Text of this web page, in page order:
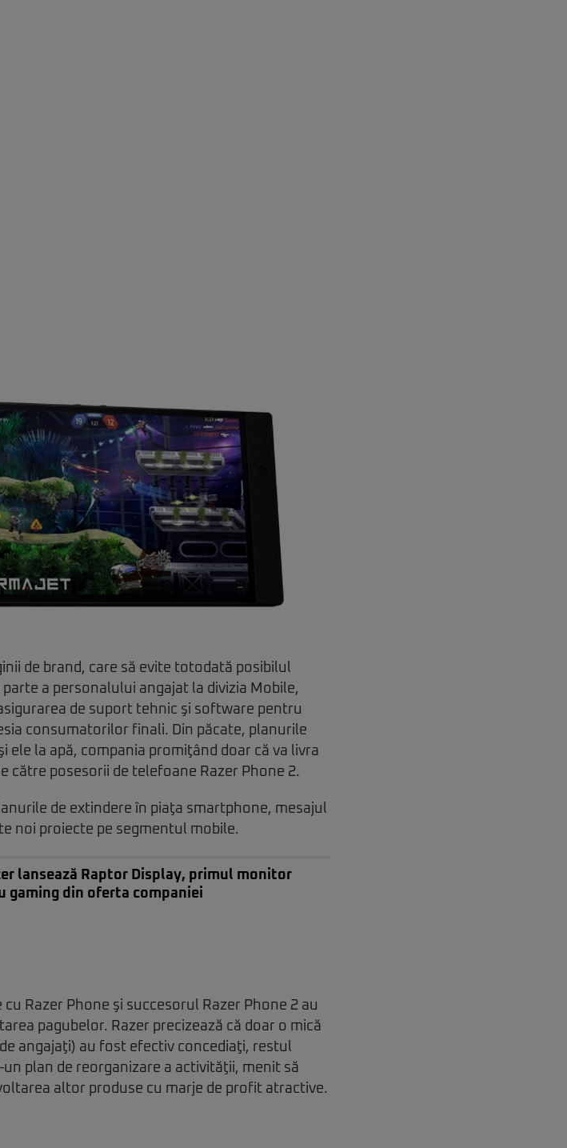
de brand, care să evite totodată posibilul
a personalului angajat la divizia Mobile,
de suport tehnic şi software pentru
consumatorilor finali. Din păcate, planurile
ele la apă, compania promiţând doar că va livra
către posesorii de telefoane Razer Phone 2.
de extindere în piaţa smartphone, mesajul
noi proiecte pe segmentul mobile.
lansează Raptor Display, primul monitor
gaming din oferta companiei
Razer Phone şi succesorul Razer Phone 2 au
pagubelor. Razer precizează că doar o mică
angajaţi) au fost efectiv concediaţi, restul
plan de reorganizare a activităţii, menit să
altor produse cu marje de profit atractive.